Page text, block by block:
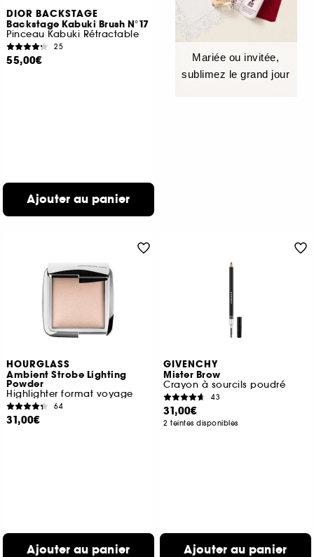
DIOR BACKSTAGE
Backstage Kabuki Brush N°17
Pinceau Kabuki Rétractable
25
55,00€
Ajouter au panier
Mariée ou invitée,
sublimez le grand jour
HOURGLASS
Ambient Strobe Lighting
Powder
Highlighter format voyage
64
31,00€
Ajouter au panier
GIVENCHY
Mister Brow
Crayon à sourcils poudré
43
31,00€
2 teintes disponibles
Ajouter au panier